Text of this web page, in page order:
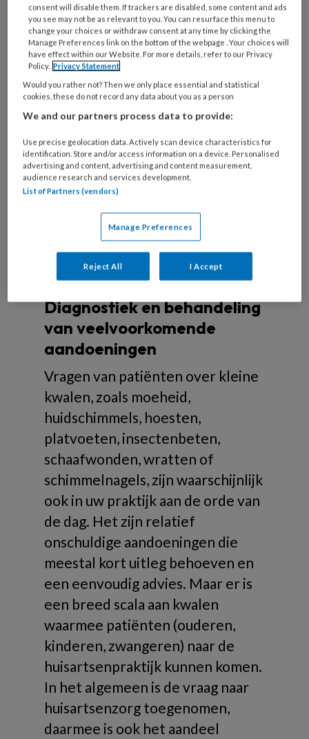
Ovulatiepijn
Ovulatiepijn wordt ook wel middenpijn genoemd
het barsten van een eifollikel. Soms gaat
middenpijn gepaard met een zwakke bloeding uit
het endometrium.
Over kleine kwalen
Diagnostiek en behandeling
van veelvoorkomende
aandoeningen
Vragen van patiënten over kleine
kwalen, zoals moeheid,
huidschimmels, hoesten,
platvoeten, insectenbeten,
schaafwonden, wratten of
schimmelnagels, zijn waarschijnlijk
ook in uw praktijk aan de orde van
de dag. Het zijn relatief
onschuldige aandoeningen die
meestal kort uitleg behoeven en
een eenvoudig advies. Maar er is
een breed scala aan kwalen
waarmee patiënten (ouderen,
kinderen, zwangeren) naar de
huisartsenpraktijk kunnen komen.
In het algemeen is de vraag naar
huisartsenzorg toegenomen,
daarmee is ook het aandeel
consent will disable them. If trackers are disabled, some content and ads
you see may not be as relevant to you. You can resurface this menu to
change your choices or withdraw consent at any time by clicking the
Manage Preferences link on the bottom of the webpage . Your choices will
have effect within our Website. For more details, refer to our Privacy
Policy. Privacy Statement
Would you rather not? Then we only place essential and statistical
cookies, these do not record any data about you as a person
We and our partners process data to provide:
Use precise geolocation data. Actively scan device characteristics for
identification. Store and/or access information on a device. Personalised
advertising and content, advertising and content measurement,
audience research and services development.
List of Partners (vendors)
Manage Preferences
Reject All I Accept